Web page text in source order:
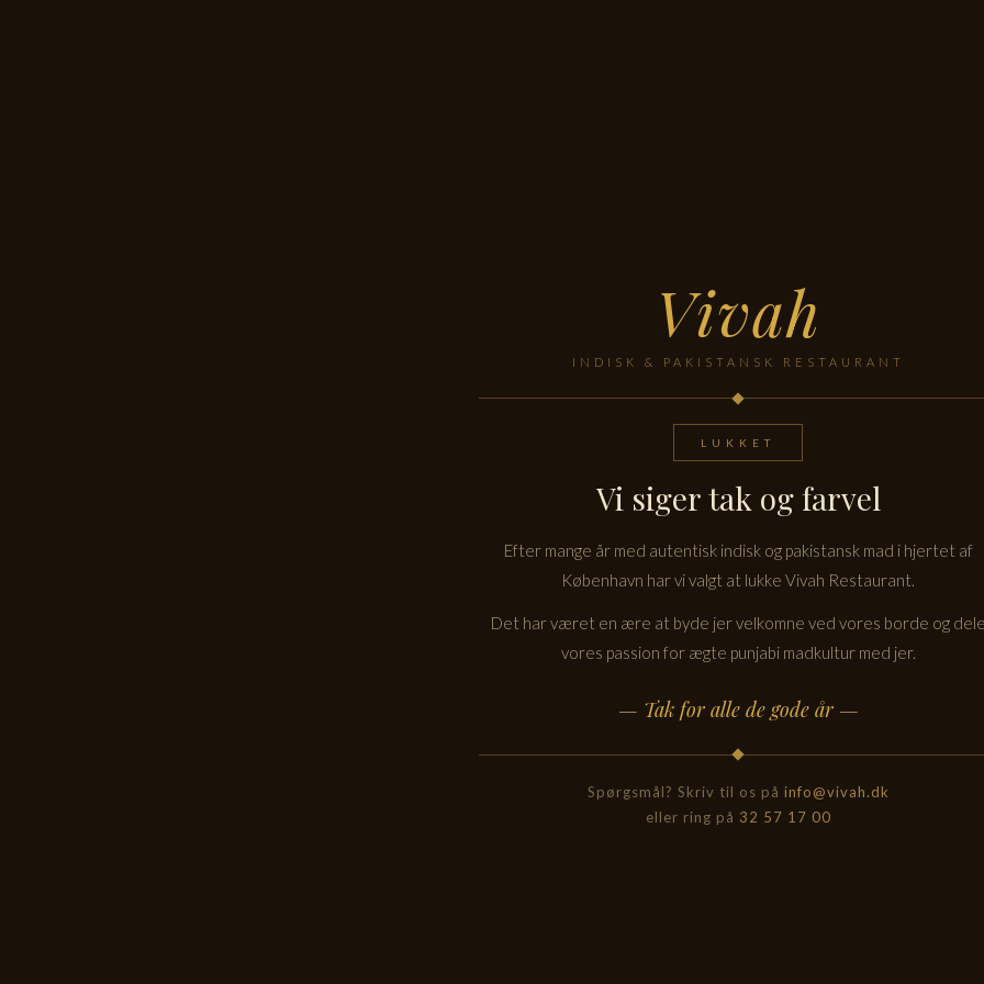
Vivah
INDISK & PAKISTANSK RESTAURANT
LUKKET
Vi siger tak og farvel
Efter mange år med autentisk indisk og pakistansk mad i hjertet af
København har vi valgt at lukke Vivah Restaurant.
Det har været en ære at byde jer velkomne ved vores borde og
vores passion for ægte punjabi madkultur med jer.
— Tak for alle de gode år —
Spørgsmål? Skriv til os på info@vivah.dk
eller ring på 32 57 17 00